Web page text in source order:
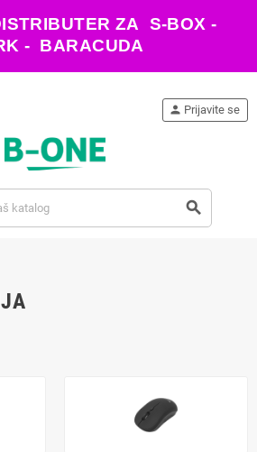
ZA S-BOX -
- BARACUDA
search
person Prijavite se